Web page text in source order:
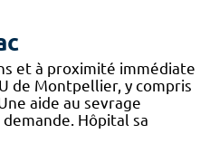
et à proximité immédiate
de Montpellier, y compris
aide au sevrage
Hôpital sa